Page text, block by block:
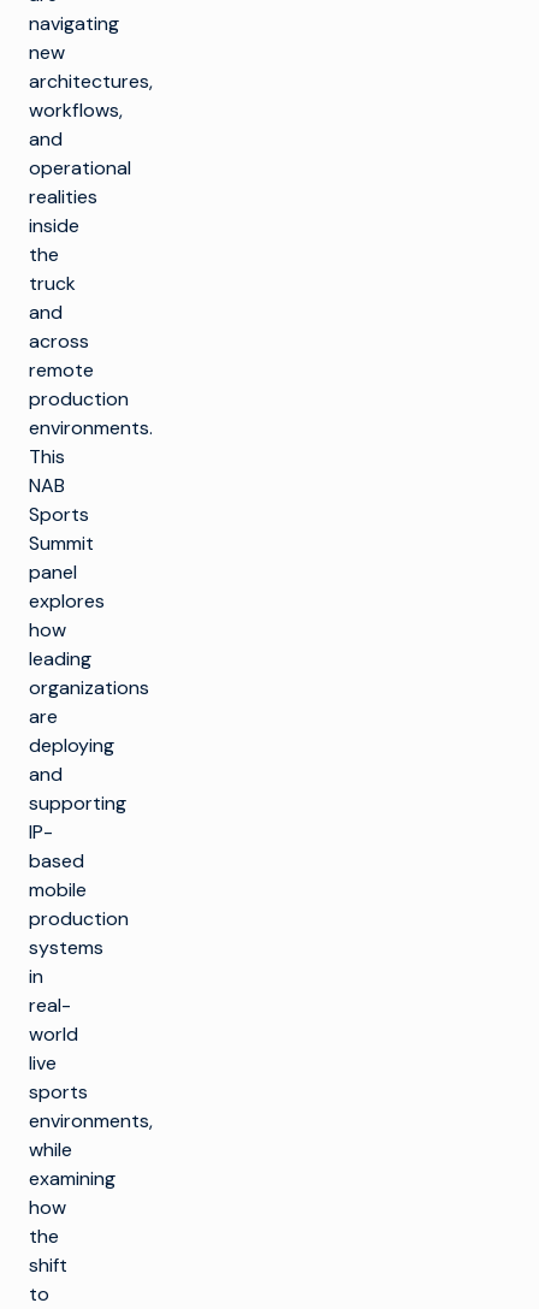
navigating
new
architectures,
workflows,
and
operational
realities
inside
the
truck
and
across
remote
production
environments.
This
NAB
Sports
Summit
panel
explores
how
leading
organizations
are
deploying
and
supporting
IP-
based
mobile
production
systems
in
real-
world
live
sports
environments,
while
examining
how
the
shift
to